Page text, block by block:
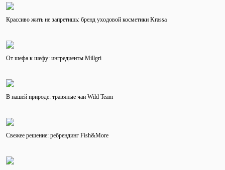
Крассиво жить не запретишь: бренд уходовой косметики Krassa
От шефа к шефу: ингредиенты Millgri
В нашей природе: травяные чаи Wild Team
Свежее решение: ребрендинг Fish&More